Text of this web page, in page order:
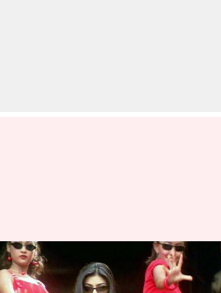
பிரபஞ்ச அழகி சுஷ்மிதா
சென்னும், தமிழ்
சினிமாவும்!